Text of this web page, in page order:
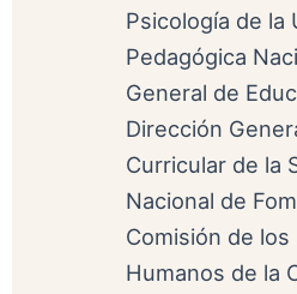
Psicología de la
Pedagógica
General de
Dirección
Curricular de la
Nacional de
Comisión de
Humanos de la